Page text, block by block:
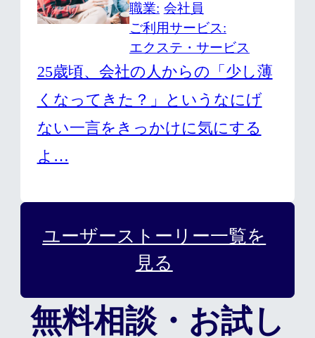
職業 会社員
ご利用サービス
エクステ・サービス
25歳頃、会社の人からの「少し薄
くなってきた？」というなにげ
ない一言をきっかけに気にする
よ…
ユーザーストーリー一覧を
見る
無料相談・お試し